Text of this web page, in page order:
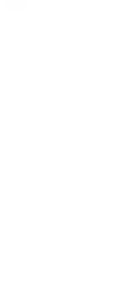
Soundcore Sport X20,
Apple AirPods
Apple AirPods Max 2,
Apple AirPods
Apple AirPods Max 2,
Sennheiser
Sennheiser HD800S ve
Sennheiser